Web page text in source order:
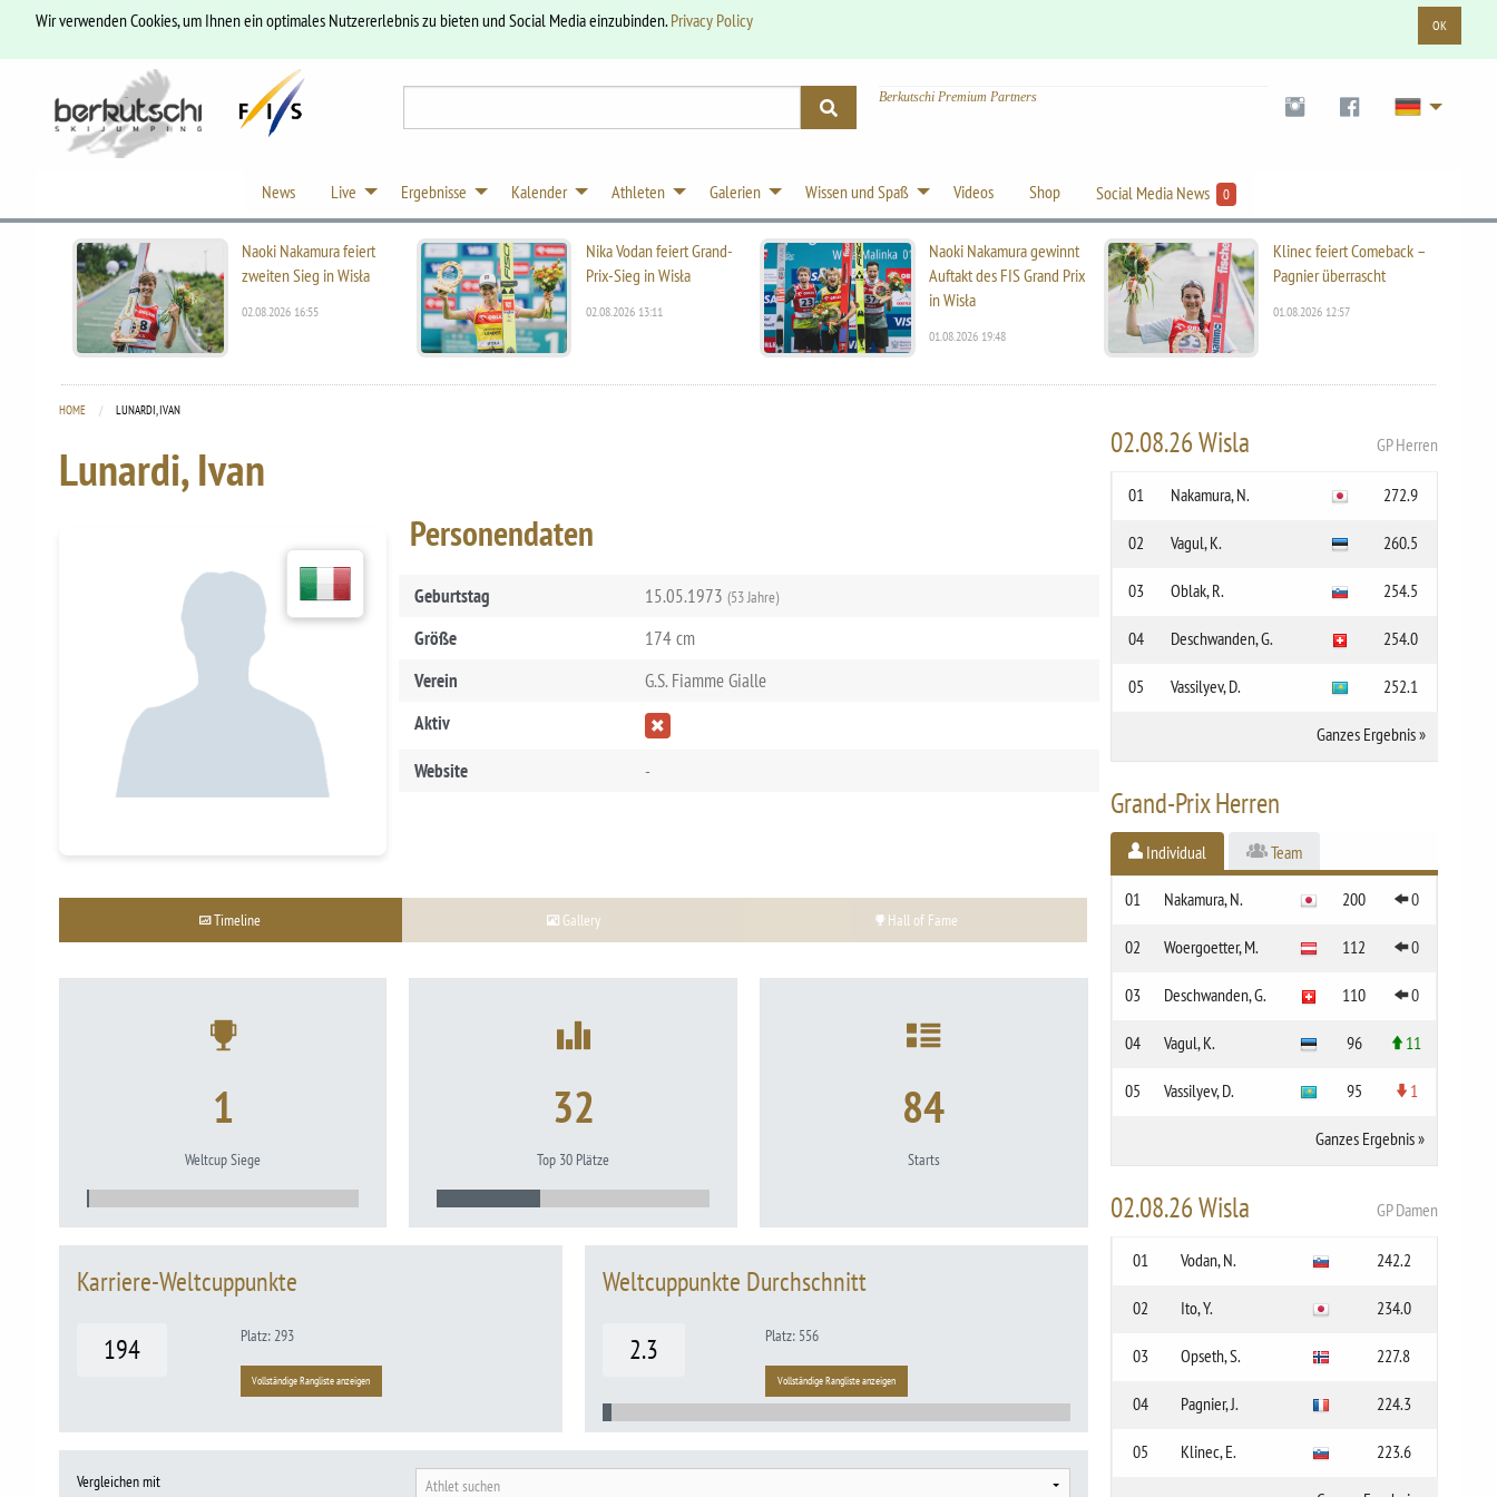
Wir verwenden Cookies, um Ihnen ein optimales Nutzererlebnis zu bieten und Social Media einzubinden.Privacy Policy OK
Berkutschi Premium Partners
News Live Ergebnisse Kalender Athleten Galerien Wissen und Spaß Videos Shop Social Media News 0
Naoki Nakamura feiert
zweiten Sieg in Wisła
02.08.2026 16:55
Nika Vodan feiert Grand-
Prix-Sieg in Wisła
02.08.2026 13:11
Naoki Nakamura gewinnt
Auftakt des FIS Grand Prix
in Wisła
01.08.2026 19:48
Klinec feiert Comeback –
Pagnier überrascht
01.08.2026 12:57
HOME CURRENT:
LUNARDI, IVAN
Lunardi, Ivan
Personendaten
Geburtstag 15.05.1973 (53 Jahre)
Größe
174 cm
Verein
G.S. Fiamme Gialle
Aktiv
Website
-
Timeline Gallery Hall of Fame
1
Weltcup Siege
32
Top 30 Plätze
84
Starts
Karriere-Weltcuppunkte
194
Platz: 293
Vollständige Rangliste anzeigen
Weltcuppunkte Durchschnitt
2.3
Platz: 556
Vollständige Rangliste anzeigen
Vergleichen mit Athlet suchen
02.08.26 Wisla GP Herren
01 Nakamura, N. 272.9
02 Vagul, K. 260.5
03 Oblak, R. 254.5
04 Deschwanden, G. 254.0
05 Vassilyev, D. 252.1
Ganzes Ergebnis»
Grand-Prix Herren
Individual Team
01 Nakamura, N. 200 0
02 Woergoetter, M. 112 0
03 Deschwanden, G. 110 0
04 Vagul, K. 96 11
05 Vassilyev, D. 95 1
Ganzes Ergebnis»
02.08.26 Wisla GP Damen
01 Vodan, N. 242.2
02 Ito, Y. 234.0
03 Opseth, S. 227.8
04 Pagnier, J. 224.3
05 Klinec, E. 223.6